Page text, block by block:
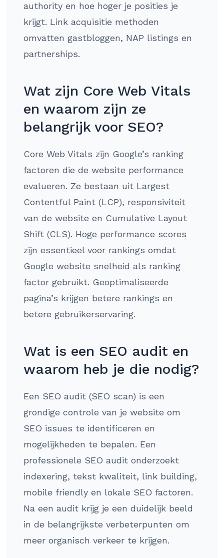
authority en hoe hoger je posities je
krijgt. Link acquisitie methoden
omvatten gastbloggen, NAP listings en
partnerships.
Wat zijn Core Web Vitals
en waarom zijn ze
belangrijk voor SEO?
Core Web Vitals zijn Google’s ranking
factoren die de website performance
evalueren. Ze bestaan uit Largest
Contentful Paint (LCP), responsiviteit
van de website en Cumulative Layout
Shift (CLS). Hoge performance scores
zijn essentieel voor rankings omdat
Google website snelheid als ranking
factor gebruikt. Geoptimaliseerde
pagina’s krijgen betere rankings en
betere gebruikerservaring.
Wat is een SEO audit en
waarom heb je die nodig?
Een SEO audit (SEO scan) is een
grondige controle van je website om
SEO issues te identificeren en
mogelijkheden te bepalen. Een
professionele SEO audit onderzoekt
indexering, tekst kwaliteit, link building,
mobile friendly en lokale SEO factoren.
Na een audit krijg je een duidelijk beeld
in de belangrijkste verbeterpunten om
meer organisch verkeer te krijgen.